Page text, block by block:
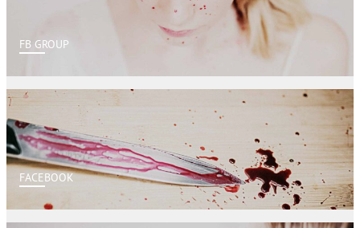
FB GROUP
FACEBOOK